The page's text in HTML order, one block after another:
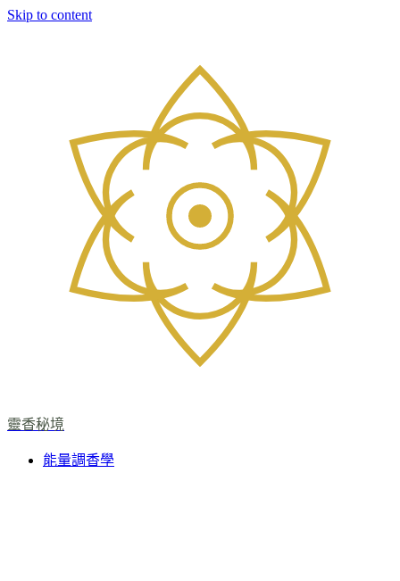
Skip to content
靈香秘境
能量調香學